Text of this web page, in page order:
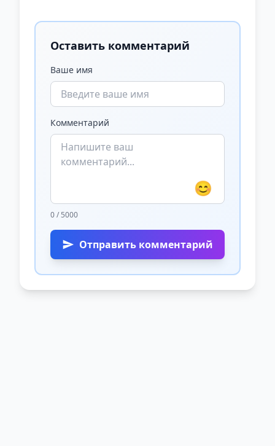
Оставить комментарий
Ваше имя
Комментарий
😊
0 / 5000
Отправить комментарий